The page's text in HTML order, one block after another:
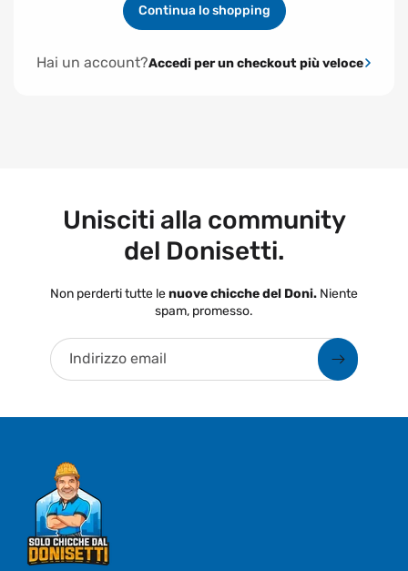
Continua lo shopping
Hai un account?Accedi per un checkout più veloce
Unisciti alla community
del Donisetti.
Non perderti tutte lenuove chicche del Doni. Niente
spam, promesso.
Indirizzo email